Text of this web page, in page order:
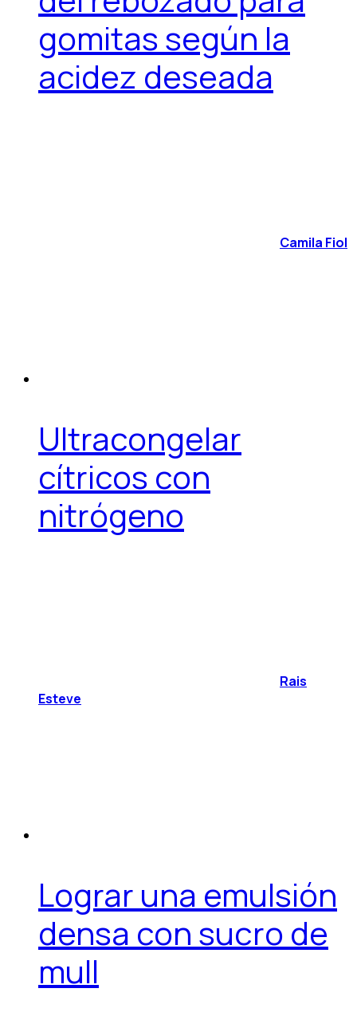
gomitas según la
acidez deseada
Camila Fiol
Ultracongelar
cítricos con
nitrógeno
Rais
Esteve
Lograr una emulsión
densa con sucro de
mull